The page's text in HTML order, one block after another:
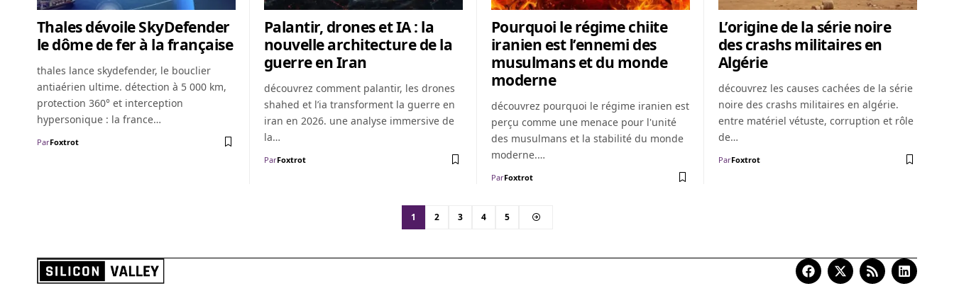
Thales dévoile SkyDefender
le dôme de fer à la française
thales lance skydefender, le bouclier
antiaérien ultime. détection à 5 000 km,
protection 360° et interception
hypersonique : la france…
ParFoxtrot
Palantir, drones et IA : la
nouvelle architecture de la
guerre en Iran
découvrez comment palantir, les drones
shahed et l’ia transforment la guerre en
iran en 2026. une analyse immersive de
la…
ParFoxtrot
Pourquoi le régime chiite
iranien est l’ennemi des
musulmans et du monde
moderne
découvrez pourquoi le régime iranien est
perçu comme une menace pour l'unité
des musulmans et la stabilité du monde
moderne.…
ParFoxtrot
L’origine de la série noire
des crashs militaires en
Algérie
découvrez les causes cachées de la série
noire des crashs militaires en algérie.
entre matériel vétuste, corruption et rôle
de…
ParFoxtrot
1 2 3 4 5